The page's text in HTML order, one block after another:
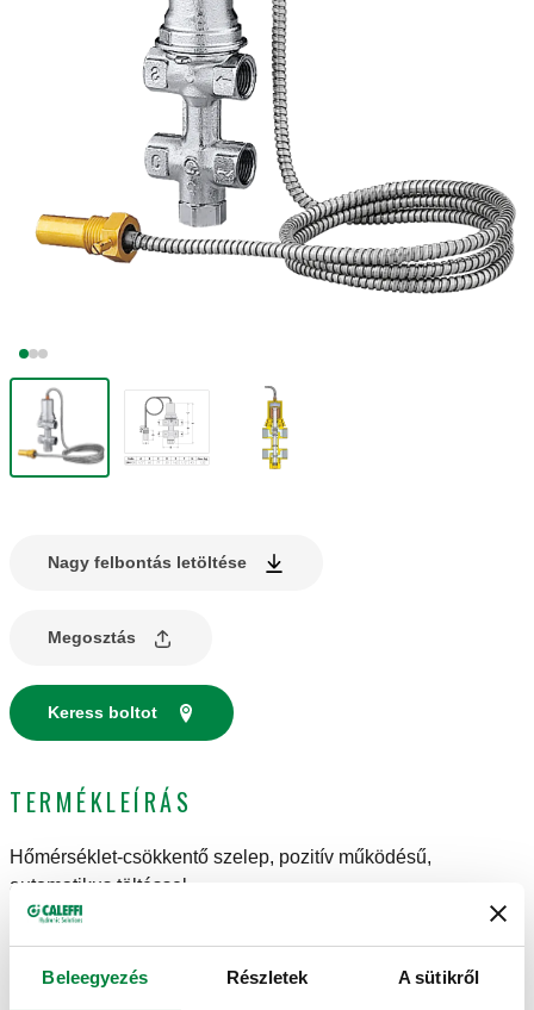
Beleegyezés Részletek A sütikről
Nagy felbontás letöltése
Megosztás
Keress boltot
TERMÉKLEÍRÁS
Hőmérséklet-csökkentő szelep, pozitív működésű,
automatikus töltéssel.
Szilárd tüzelőanyaggal működő hőfejlesztőkhöz.
MŰSZAKI ADATOK